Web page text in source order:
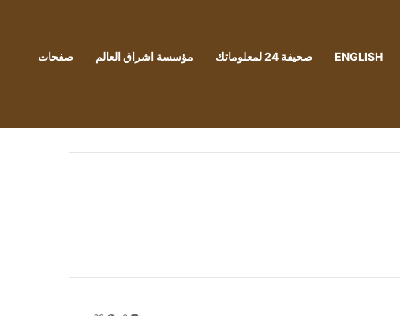
ENGLISH صحيفة 24 لمعلوماتك مؤسسة اشراق العالم صفحات